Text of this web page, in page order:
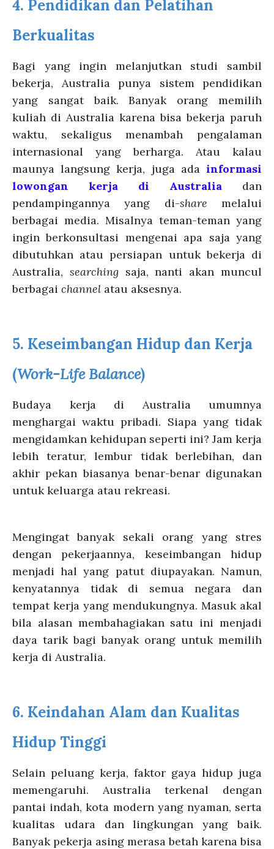
4. Pendidikan dan Pelatihan
Berkualitas
Bagi yang ingin melanjutkan studi sambil
bekerja, Australia punya sistem pendidikan
yang sangat baik. Banyak orang memilih
kuliah di Australia karena bisa bekerja paruh
waktu, sekaligus menambah pengalaman
internasional yang berharga. Atau kalau
maunya langsung kerja, juga ada informasi
lowongan kerja di Australia dan
pendampingannya yang di-sharemelalui
berbagai media. Misalnya teman-teman yang
ingin berkonsultasi mengenai apa saja yang
dibutuhkan atau persiapan untuk bekerja di
Australia, searching saja, nanti akan muncul
berbagai channel atau aksesnya.
5. Keseimbangan Hidup dan Kerja
(Work-Life Balance)
Budaya kerja di Australia umumnya
menghargai waktu pribadi. Siapa yang tidak
mengidamkan kehidupan seperti ini? Jam kerja
lebih teratur, lembur tidak berlebihan, dan
akhir pekan biasanya benar-benar digunakan
untuk keluarga atau rekreasi.
Mengingat banyak sekali orang yang stres
dengan pekerjaannya, keseimbangan hidup
menjadi hal yang patut diupayakan. Namun,
kenyatannya tidak di semua negara dan
tempat kerja yang mendukungnya. Masuk akal
bila alasan membahagiakan satu ini menjadi
daya tarik bagi banyak orang untuk memilih
kerja di Australia.
6. Keindahan Alam dan Kualitas
Hidup Tinggi
Selain peluang kerja, faktor gaya hidup juga
memengaruhi. Australia terkenal dengan
pantai indah, kota modern yang nyaman, serta
kualitas udara dan lingkungan yang baik.
Banyak pekerja asing merasa betah karena bisa